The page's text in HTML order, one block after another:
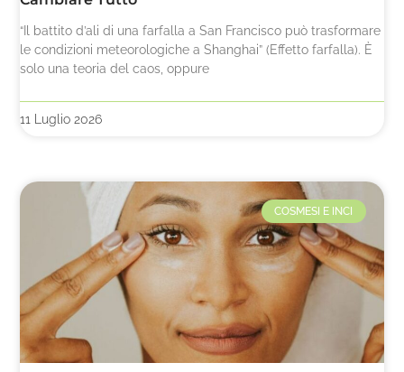
“Il battito d’ali di una farfalla a San Francisco può trasformare
le condizioni meteorologiche a Shanghai” (Effetto farfalla). È
solo una teoria del caos, oppure
11 Luglio 2026
COSMESI E INCI